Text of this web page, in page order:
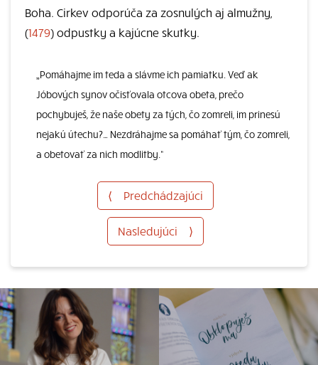
Boha. Cirkev odporúča za zosnulých aj almužny,
(1479) odpustky a kajúcne skutky.
„Pomáhajme im teda a slávme ich pamiatku. Veď ak
Jóbových synov očisťovala otcova obeta, prečo
pochybuješ, že naše obety za tých, čo zomreli, im prinesú
nejakú útechu?… Nezdráhajme sa pomáhať tým, čo zomreli,
a obetovať za nich modlitby.“
⟨ Predchádzajúci
Nasledujúci ⟩